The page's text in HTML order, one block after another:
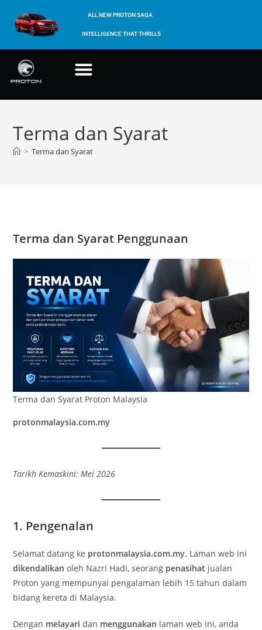
ALL NEW PROTON SAGA
INTELLIGENCE THAT THRILLS
Terma dan Syarat
> Terma dan Syarat
Terma dan Syarat Penggunaan
Terma dan Syarat Proton Malaysia
protonmalaysia.com.my
Tarikh Kemaskini: Mei 2026
1. Pengenalan
Selamat datang ke protonmalaysia.com.my. Laman web ini
dikendalikan oleh Nazri Hadi, seorang penasihat jualan
Proton yang mempunyai pengalaman lebih 15 tahun dalam
bidang kereta di Malaysia.
Dengan melayari dan menggunakan laman web ini, anda